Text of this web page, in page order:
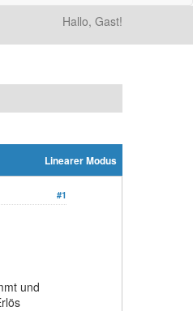
Hallo, Gast!
Linearer Modus
#1
und